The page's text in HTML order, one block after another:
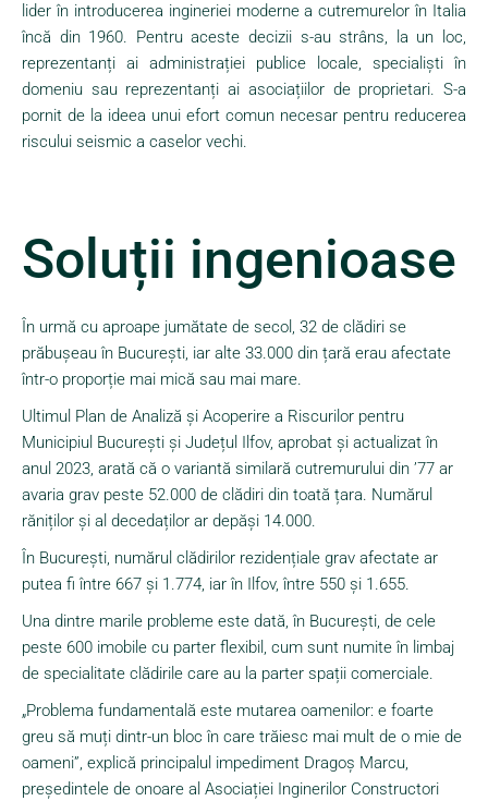
lider în introducerea ingineriei moderne a cutremurelor în Italia
încă din 1960. Pentru aceste decizii s-au strâns, la un loc,
reprezentanți ai administrației publice locale, specialiști în
domeniu sau reprezentanți ai asociațiilor de proprietari. S-a
pornit de la ideea unui efort comun necesar pentru reducerea
riscului seismic a caselor vechi.
Soluții ingenioase
În urmă cu aproape jumătate de secol, 32 de clădiri se
prăbușeau în București, iar alte 33.000 din țară erau afectate
într-o proporție mai mică sau mai mare.
Ultimul Plan de Analiză și Acoperire a Riscurilor pentru
Municipiul București și Județul Ilfov, aprobat și actualizat în
anul 2023, arată că o variantă similară cutremurului din ’77 ar
avaria grav peste 52.000 de clădiri din toată țara. Numărul
răniților și al decedaților ar depăși 14.000.
În București, numărul clădirilor rezidențiale grav afectate ar
putea fi între 667 și 1.774, iar în Ilfov, între 550 și 1.655.
Una dintre marile probleme este dată, în București, de cele
peste 600 imobile cu parter flexibil, cum sunt numite în limbaj
de specialitate clădirile care au la parter spații comerciale.
„Problema fundamentală este mutarea oamenilor: e foarte
greu să muți dintr-un bloc în care trăiesc mai mult de o mie de
oameni”, explică principalul impediment Dragoș Marcu,
președintele de onoare al Asociației Inginerilor Constructori